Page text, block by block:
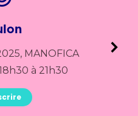
MANOFICA
à 21h30